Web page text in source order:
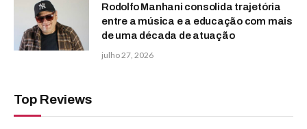
Rodolfo Manhani consolida trajetória
entre a música e a educação com mais
de uma década de atuação
julho 27, 2026
Top Reviews